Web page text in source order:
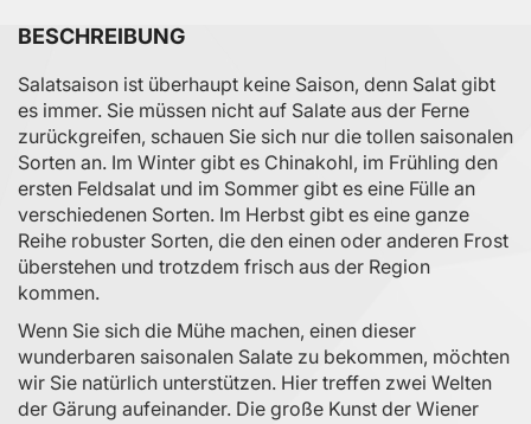
BESCHREIBUNG
Salatsaison ist überhaupt keine Saison, denn Salat gibt
es immer. Sie müssen nicht auf Salate aus der Ferne
zurückgreifen, schauen Sie sich nur die tollen saisonalen
Sorten an. Im Winter gibt es Chinakohl, im Frühling den
ersten Feldsalat und im Sommer gibt es eine Fülle an
verschiedenen Sorten. Im Herbst gibt es eine ganze
Reihe robuster Sorten, die den einen oder anderen Frost
überstehen und trotzdem frisch aus der Region
kommen.
Wenn Sie sich die Mühe machen, einen dieser
wunderbaren saisonalen Salate zu bekommen, möchten
wir Sie natürlich unterstützen. Hier treffen zwei Welten
der Gärung aufeinander. Die große Kunst der Wiener